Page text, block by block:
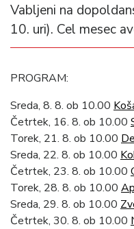
Vabljeni na
10. uri). Cel mesec
PROGRAM:
Sreda, 8. 8. ob 10.00
Četrtek, 16. 8. ob 10.00
Torek, 21. 8. ob 10.00
Sreda, 22. 8. ob 10.00
Četrtek, 23. 8. ob 10.00
Torek, 28. 8. ob 10.00
Sreda, 29. 8. ob 10.00
Četrtek, 30. 8. ob 10.00